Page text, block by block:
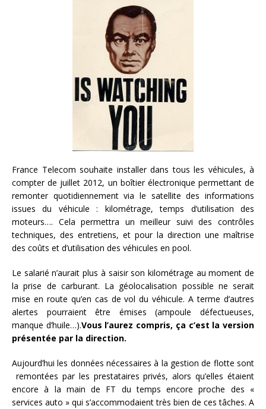
France Telecom souhaite installer dans tous les véhicules, à
compter de juillet 2012, un boîtier électronique permettant de
remonter quotidiennement via le satellite des informations
issues du véhicule : kilométrage, temps d’utilisation des
moteurs…. Cela permettra un meilleur suivi des contrôles
techniques, des entretiens, et pour la direction une maîtrise
des coûts et d’utilisation des véhicules en pool.
Le salarié n’aurait plus à saisir son kilométrage au moment de
la prise de carburant. La géolocalisation possible ne serait
mise en route qu’en cas de vol du véhicule. A terme d’autres
alertes pourraient être émises (ampoule défectueuses,
manque d’huile…).Vous l’aurez compris, ça c’est la version
présentée par la direction.
Aujourd’hui les données nécessaires à la gestion de flotte sont
remontées par les prestataires privés, alors qu’elles étaient
encore à la main de FT du temps encore proche des «
services auto » qui s’accommodaient très bien de ces tâches. A